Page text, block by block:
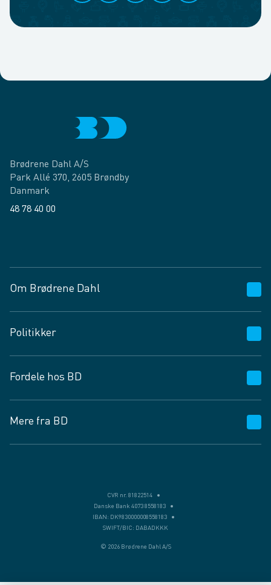
Brødrene Dahl A/S
Park Allé 370, 2605 Brøndby
Danmark
48 78 40 00
Om Brødrene Dahl
Vagttelefon 30 10 89 89
Spørgsmål og svar
Job og karriere
Fødevarekontrolrapport
Politikker
Privatlivspolitik
Cookies
Vilkår og betingelser
Fordele hos BD
BD app
BD.dk services
Mere fra BD
CVR nr. 81822514
Danske Bank 4073 8558183
IBAN: DK9830000008558183
SWIFT/BIC: DABADKKK
© 2026 Brødrene Dahl A/S